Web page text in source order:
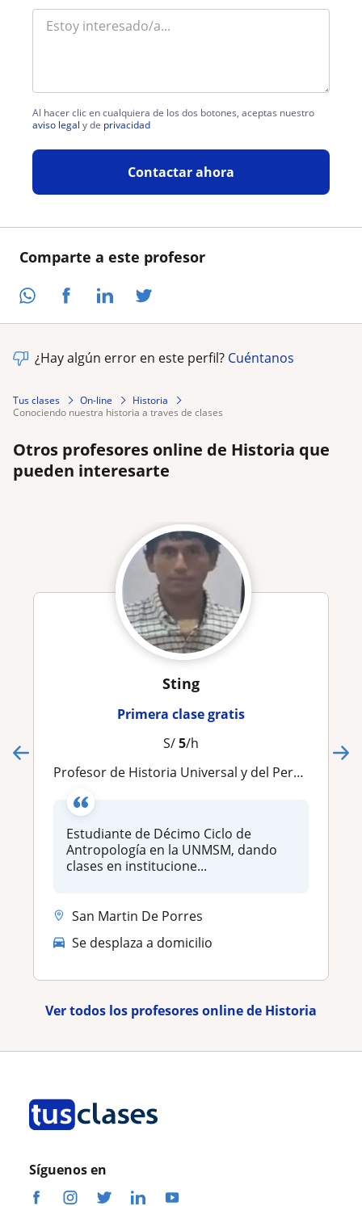
Comparte a este profesor
Al hacer clic en cualquiera de los dos botones, aceptas nuestro
aviso legal y de privacidad
Contactar ahora
¿Hay algún error en este perfil? Cuéntanos
Tus clases On-line
Historia
conociendo nuestra historia a traves de clases
Otros profesores online de Historia que
pueden interesarte
Sting
Primera clase gratis
S/5/h
Profesor de Historia Universal y del Perú para secundaria y pre-universidad
Estudiante de Décimo Ciclo de
Antropología en la UNMSM, dando
clases en institucione...
San Martin De Porres
Se desplaza a domicilio
Ver todos los profesores online de Historia
Síguenos en